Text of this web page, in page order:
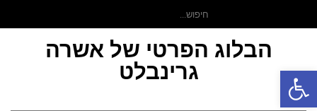
פתח סרגל נגישות
הבלוג הפרטי של אשרה
גרינבלט